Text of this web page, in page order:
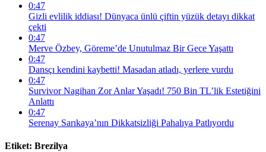
0:47
Gizli evlilik iddiası! Dünyaca ünlü çiftin yüzük detayı dikkat
çekti
0:47
Merve Özbey, Göreme’de Unutulmaz Bir Gece Yaşattı
0:47
Dansçı kendini kaybetti! Masadan atladı, yerlere vurdu
0:47
Survivor Nagihan Zor Anlar Yaşadı! 750 Bin TL’lik Estetiğini
Anlattı
0:47
Serenay Sarıkaya’nın Dikkatsizliği Pahalıya Patlıyordu
Etiket: Brezilya